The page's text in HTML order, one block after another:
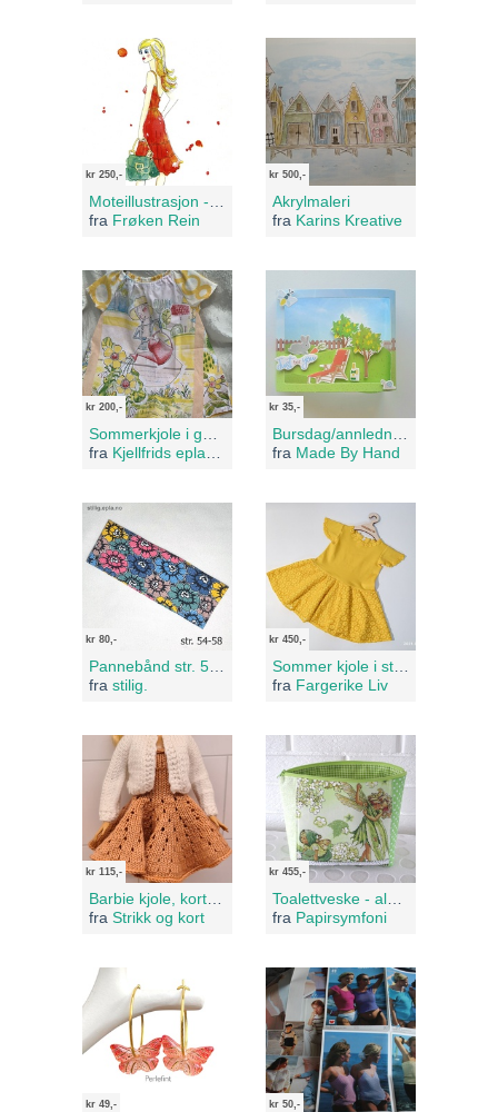
kr 250,-
fra Frøken Rein
kr 500,-
Akrylmaleri
fra Karins Kreative
kr 200,-
fra Kjellfrids eplabutikk
kr 35,-
fra Made By Hand
kr 80,-
fra stilig.
kr 450,-
fra Fargerike Liv
kr 115,-
fra Strikk og kort
kr 455,-
fra Papirsymfoni
kr 49,- kr 50,-